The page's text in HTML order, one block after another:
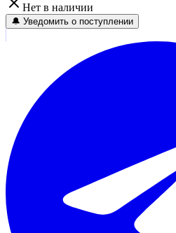
Нет в наличии
🔔 Уведомить о поступлении